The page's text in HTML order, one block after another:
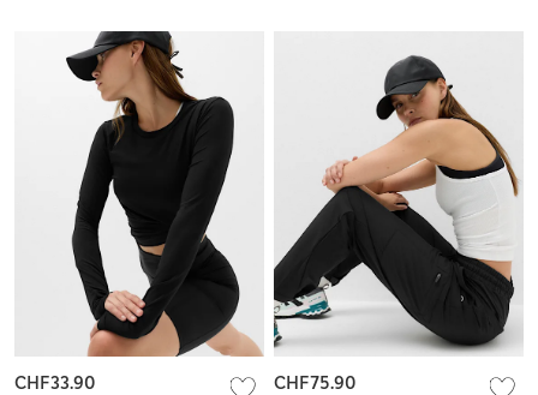
CHF33.90 CHF75.90